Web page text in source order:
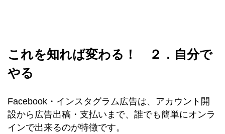
これを知れば変わる！ ２．自分で
やる
Facebook・インスタグラム広告は、アカウント開
設から広告出稿・支払いまで、誰でも簡単にオンラ
インで出来るのが特徴です。